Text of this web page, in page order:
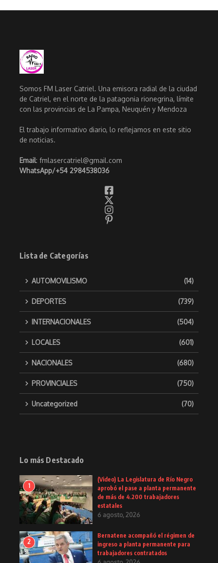
Somos FM Laser Catriel. Una emisora radial de la ciudad
de Catriel, en el norte de la patagonia rionegrina, límite
con las provincias de La Pampa, Neuquén y Mendoza
El trabajo informativo diario, lo reflejamos en este sitio
de noticias.
Email: fmlasercatriel@gmail.com
WhatsApp/+54 2984538036
Lista de Categorías
AUTOMOVILISMO (14)
DEPORTES (739)
INTERNACIONALES (504)
LOCALES (601)
NACIONALES (680)
PROVINCIALES (750)
Uncategorized (70)
Lo más Destacado
1
(Video) La Legislatura de Río Negro
aprobó el pase a planta permanente
de más de 4.200 trabajadores
estatales
6 agosto, 2026
2
Bernatene acompañó el régimen de
ingreso a planta permanente para
trabajadores contratados